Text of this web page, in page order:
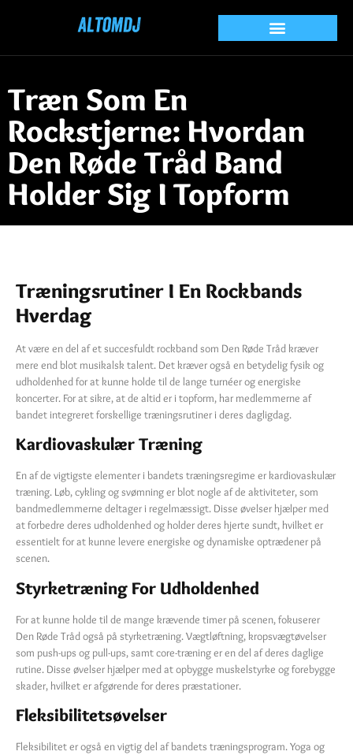
Træn Som En
Rockstjerne: Hvordan
Den Røde Tråd Band
Holder Sig I Topform
Træningsrutiner I En Rockbands
Hverdag
At være en del af et succesfuldt rockband som Den Røde Tråd kræver
mere end blot musikalsk talent. Det kræver også en betydelig fysik og
udholdenhed for at kunne holde til de lange turnéer og energiske
koncerter. For at sikre, at de altid er i topform, har medlemmerne af
bandet integreret forskellige træningsrutiner i deres dagligdag.
Kardiovaskulær Træning
En af de vigtigste elementer i bandets træningsregime er kardiovaskulær
træning. Løb, cykling og svømning er blot nogle af de aktiviteter, som
bandmedlemmerne deltager i regelmæssigt. Disse øvelser hjælper med
at forbedre deres udholdenhed og holder deres hjerte sundt, hvilket er
essentielt for at kunne levere energiske og dynamiske optrædener på
scenen.
Styrketræning For Udholdenhed
For at kunne holde til de mange krævende timer på scenen, fokuserer
Den Røde Tråd også på styrketræning. Vægtløftning, kropsvægtøvelser
som push-ups og pull-ups, samt core-træning er en del af deres daglige
rutine. Disse øvelser hjælper med at opbygge muskelstyrke og forebygge
skader, hvilket er afgørende for deres præstationer.
Fleksibilitetsøvelser
Fleksibilitet er også en vigtig del af bandets træningsprogram. Yoga og